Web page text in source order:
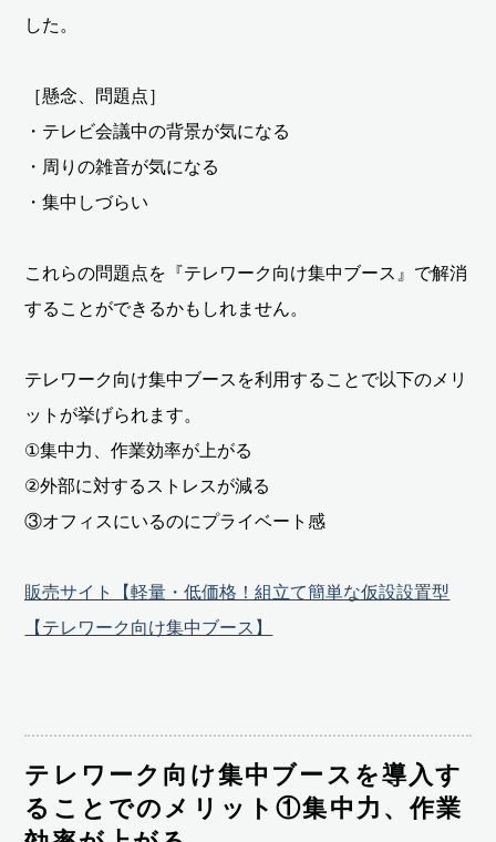
した。
［懸念、問題点］
・テレビ会議中の背景が気になる
・周りの雑音が気になる
・集中しづらい
これらの問題点を『テレワーク向け集中ブース』で解消
することができるかもしれません。
テレワーク向け集中ブースを利用することで以下のメリ
ットが挙げられます。
①集中力、作業効率が上がる
②外部に対するストレスが減る
③オフィスにいるのにプライベート感
販売サイト【軽量・低価格！組立て簡単な仮設設置型
【テレワーク向け集中ブース】
テレワーク向け集中ブースを導入す
ることでのメリット①集中力、作業